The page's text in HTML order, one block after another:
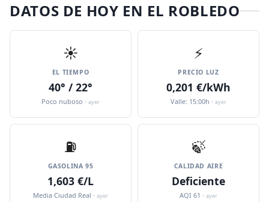
DATOS DE HOY EN EL ROBLEDO
☀️
EL TIEMPO
40° / 22°
Poco nuboso · ayer
⚡
PRECIO LUZ
0,201 €/kWh
Valle: 15:00h · ayer
⛽️
GASOLINA 95
1,603 €/L
Media Ciudad Real · ayer
🍃
CALIDAD AIRE
Deficiente
AQI 61 · ayer